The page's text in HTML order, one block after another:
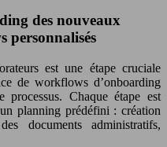
des nouveaux
personnalisés
est une étape cruciale
de workflows d’onboarding
Chaque étape est
planning prédéfini : création
documents administratifs,